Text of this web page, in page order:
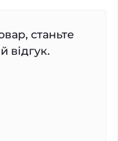
станьте
відгук.